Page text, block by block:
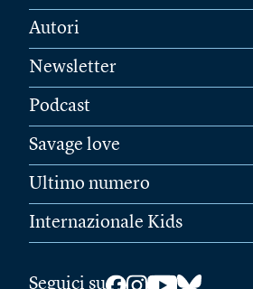
Autori
Newsletter
Podcast
Savage love
Ultimo numero
Internazionale Kids
Seguici su